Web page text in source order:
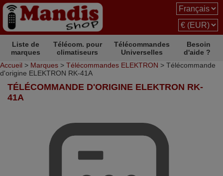
Liste de
marques
Télécom. pour
climatiseurs
Télécommandes
Universelles
Besoin
d'aide ?
Accueil > Marques > Télécommandes ELEKTRON > Télécommande
d'origine ELEKTRON RK-41A
TÉLÉCOMMANDE D'ORIGINE ELEKTRON RK-
41A